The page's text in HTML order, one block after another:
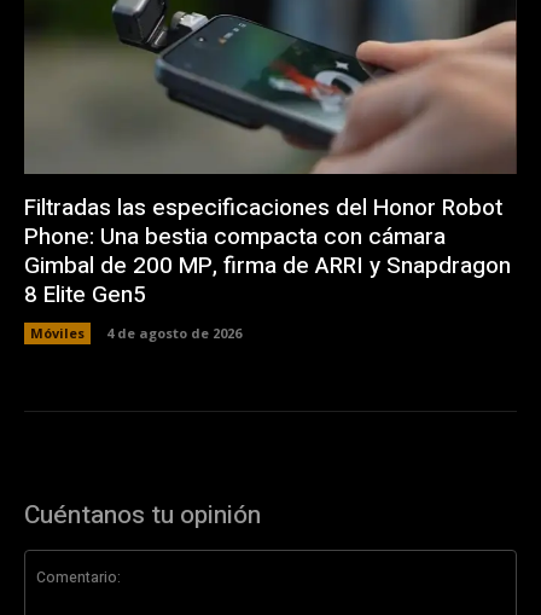
Filtradas las especificaciones del Honor Robot
Phone: Una bestia compacta con cámara
Gimbal de 200 MP, firma de ARRI y Snapdragon
8 Elite Gen5
Móviles 4 de agosto de 2026
Cuéntanos tu opinión